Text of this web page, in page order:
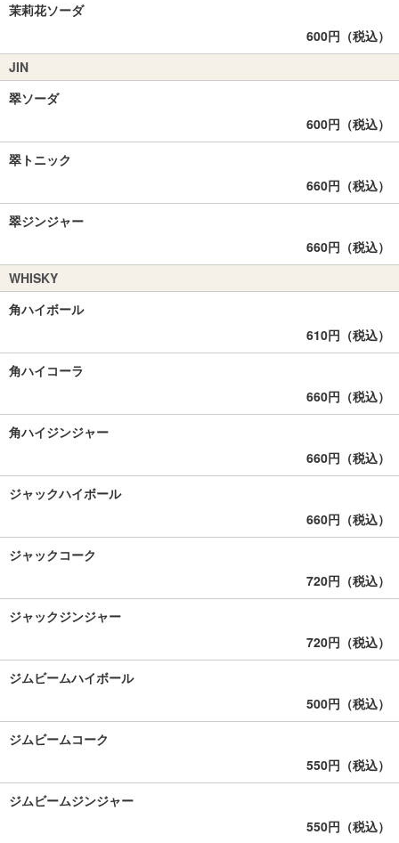
茉莉花ソーダ
600円（税込）
JIN
翠ソーダ
600円（税込）
翠トニック
660円（税込）
翠ジンジャー
660円（税込）
WHISKY
角ハイボール
610円（税込）
角ハイコーラ
660円（税込）
角ハイジンジャー
660円（税込）
ジャックハイボール
660円（税込）
ジャックコーク
720円（税込）
ジャックジンジャー
720円（税込）
ジムビームハイボール
500円（税込）
ジムビームコーク
550円（税込）
ジムビームジンジャー
550円（税込）